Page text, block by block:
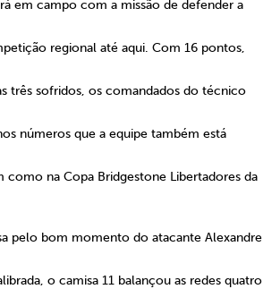
em campo com a missão de defender a
regional até aqui. Com 16 pontos,
três sofridos, os comandados do técnico
números que a equipe também está
como na Copa Bridgestone Libertadores da
pelo bom momento do atacante Alexandre
o camisa 11 balançou as redes quatro